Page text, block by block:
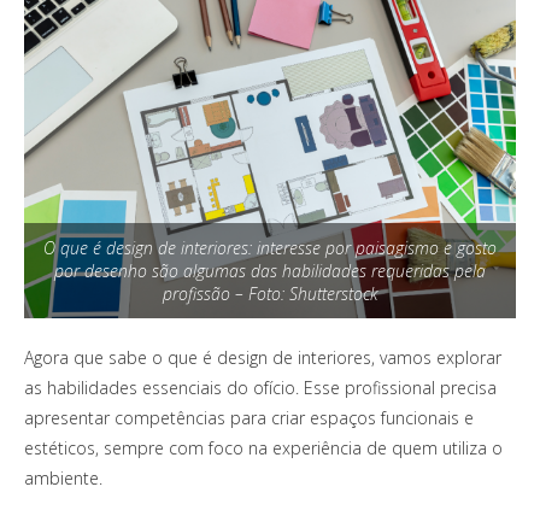
O que é design de interiores: interesse por paisagismo e gosto
por desenho são algumas das habilidades requeridas pela
profissão – Foto: Shutterstock
Agora que sabe o que é design de interiores, vamos explorar
as habilidades essenciais do ofício. Esse profissional precisa
apresentar competências para criar espaços funcionais e
estéticos, sempre com foco na experiência de quem utiliza o
ambiente.